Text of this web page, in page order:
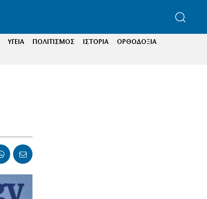
ΥΓΕΙΑ ΠΟΛΙΤΙΣΜΟΣ ΙΣΤΟΡΙΑ
ΟΡΘΟΔΟΞΙΑ